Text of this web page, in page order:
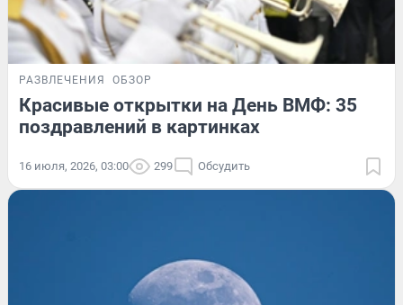
РАЗВЛЕЧЕНИЯ ОБЗОР
Красивые открытки на День ВМФ: 35
поздравлений в картинках
16 июля, 2026, 03:00 299 Обсудить